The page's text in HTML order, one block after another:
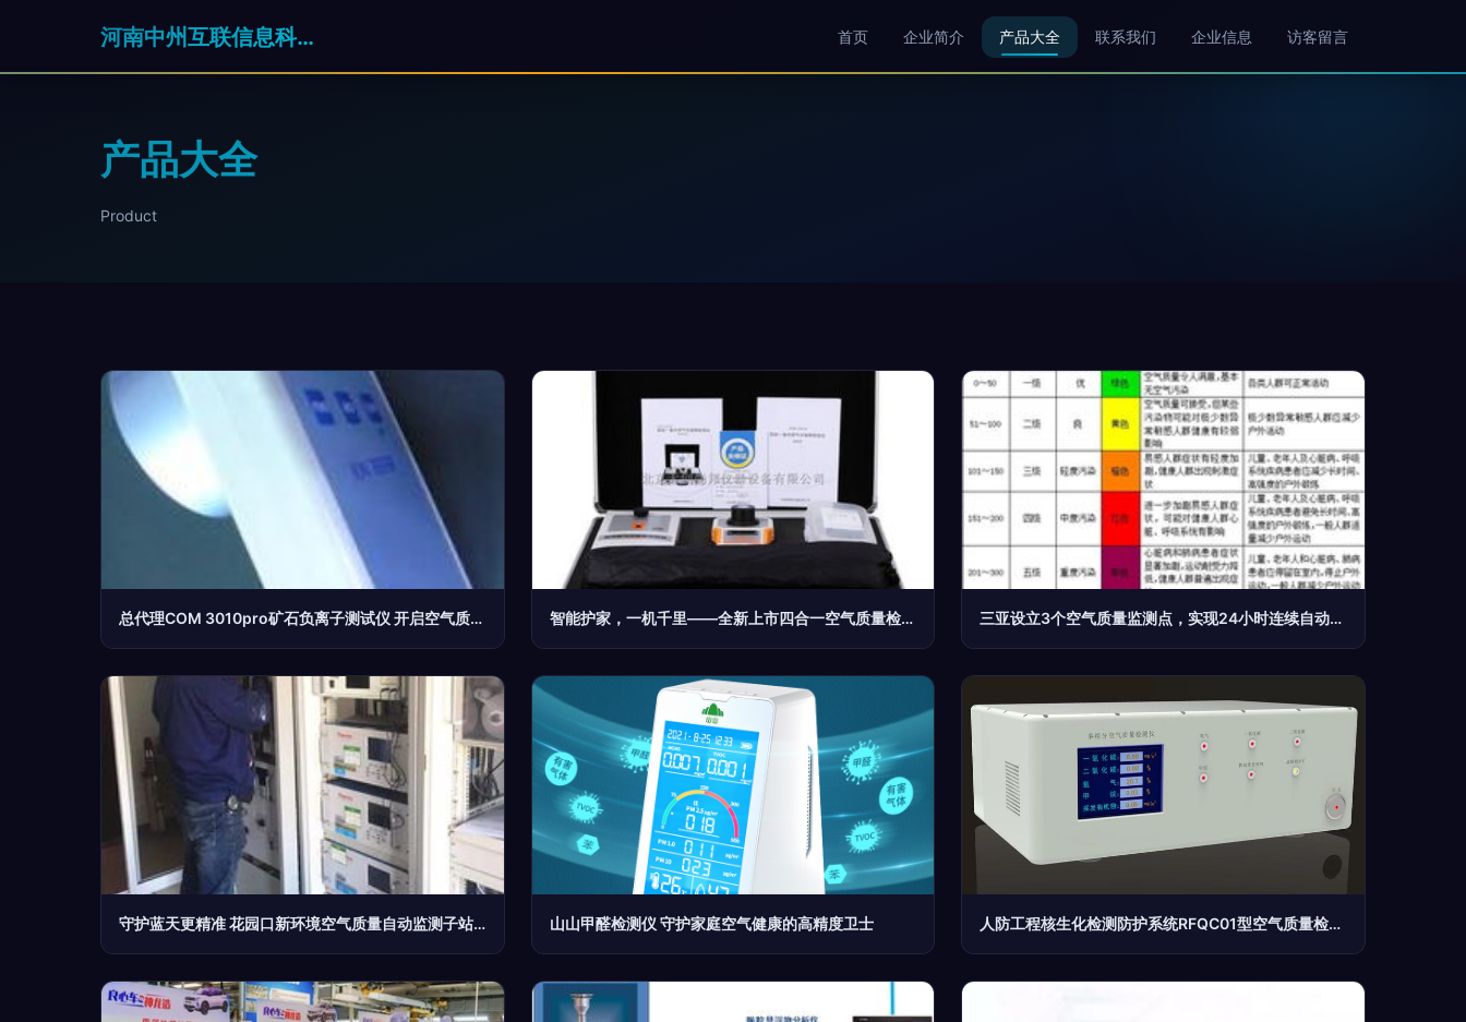
河南中州互联信息科技有限公司 首页 企业简介 产品大全 联系我们 企业信息 访客留言
产品大全
Product
总代理COM 3010pro矿石负离子测试仪 开启空气质量检测新篇章 智能护家，一机千里——全新上市四合一空气质量检测仪全解析 三亚设立3个空气质量监测点，实现24小时连续自动监测
守护蓝天更精准 花园口新环境空气质量自动监测子站投入试运行 山山甲醛检测仪 守护家庭空气健康的高精度卫士 人防工程核生化检测防护系统RFQC01型空气质量检测仪 守护地下国防空间的“隐形卫士”